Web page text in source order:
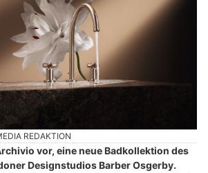
REDAKTION
vor, eine neue Badkollektion des
Designstudios Barber Osgerby.